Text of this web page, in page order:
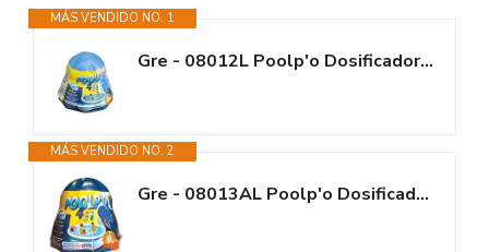
MÁS VENDIDO NO. 1
Gre - 08012L Poolp'o Dosificador Flotante Todo en Uno para Piscinas de 0 a...
MÁS VENDIDO NO. 2
Gre - 08013AL Poolp'o Dosificador Flotante Todo en Uno para Piscinas de 10...